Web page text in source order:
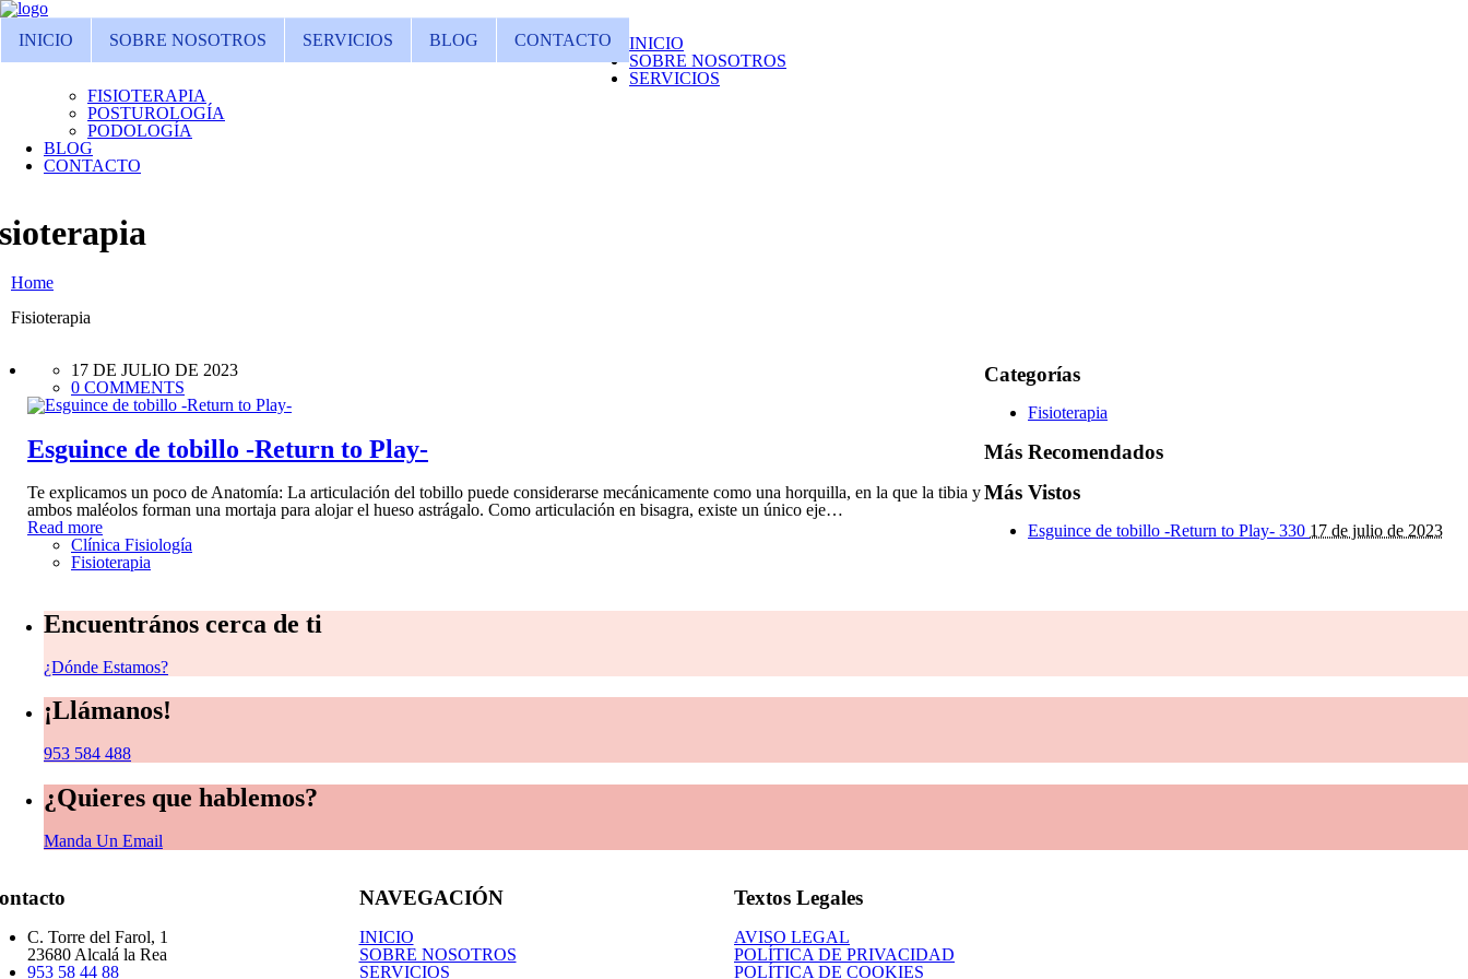
INICIO SOBRE NOSOTROS SERVICIOS BLOG CONTACTO
INICIO
SOBRE NOSOTROS
SERVICIOS
FISIOTERAPIA
POSTUROLOGÍA
PODOLOGÍA
BLOG
CONTACTO
Home
Fisioterapia
17 DE JULIO DE 2023
0 COMMENTS
Esguince de tobillo -Return to Play-
Te explicamos un poco de Anatomía: La articulación del tobillo puede considerarse mecánicamente como una horquilla, en la que la tibia y
ambos maléolos forman una mortaja para alojar el hueso astrágalo. Como articulación en bisagra, existe un único eje…
Read more
Clínica Fisiología
Fisioterapia
Categorías
Fisioterapia
Más Recomendados
Más Vistos
Esguince de tobillo -Return to Play- 330 17 de julio de 2023
Encuentrános cerca de ti
¿Dónde Estamos?
¡Llámanos!
953 584 488
¿Quieres que hablemos?
Manda Un Email
C. Torre del Farol, 1
23680 Alcalá la Rea
953 58 44 88
NAVEGACIÓN
INICIO
SOBRE NOSOTROS
SERVICIOS
Textos Legales
AVISO LEGAL
POLÍTICA DE PRIVACIDAD
POLÍTICA DE COOKIES